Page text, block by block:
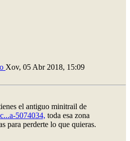
Xov, 05 Abr 2018, 15:09
el antiguo minitrail de
5074034, toda esa zona
para perderte lo que quieras.